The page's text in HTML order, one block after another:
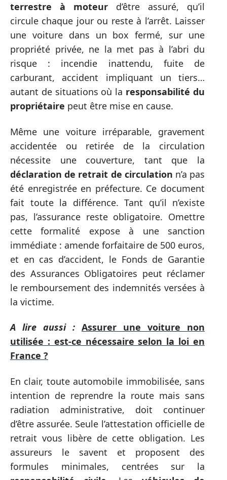
terrestre à moteur d’être assuré, qu’il
circule chaque jour ou reste à l’arrêt. Laisser
une voiture dans un box fermé, sur une
propriété privée, ne la met pas à l’abri du
risque : incendie inattendu, fuite de
carburant, accident impliquant un tiers…
autant de situations où la responsabilité du
propriétaire peut être mise en cause.
Même une voiture irréparable, gravement
accidentée ou retirée de la circulation
nécessite une couverture, tant que la
déclaration de retrait de circulation n’a pas
été enregistrée en préfecture. Ce document
fait toute la différence. Tant qu’il n’existe
pas, l’assurance reste obligatoire. Omettre
cette formalité expose à une sanction
immédiate : amende forfaitaire de 500 euros,
et en cas d’accident, le Fonds de Garantie
des Assurances Obligatoires peut réclamer
le remboursement des indemnités versées à
la victime.
A lire aussi : Assurer une voiture non
utilisée : est-ce nécessaire selon la loi en
France ?
En clair, toute automobile immobilisée, sans
intention de reprendre la route mais sans
radiation administrative, doit continuer
d’être assurée. Seule l’attestation officielle de
retrait vous libère de cette obligation. Les
assureurs le savent et proposent des
formules minimales, centrées sur la